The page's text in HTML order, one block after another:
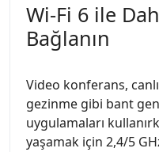
Wi-Fi 6 ile
Bağlanın
Video konferans,
gezinme gibi bant
uygulamaları
yaşamak için 2,4/5